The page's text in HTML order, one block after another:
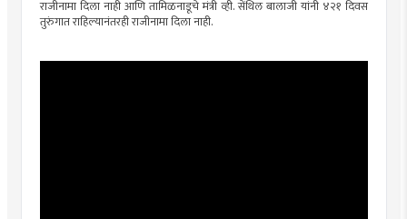
राजीनामा दिला नाही आणि तामिळनाडूचे मंत्री व्ही. सेंथिल बालाजी यांनी ४२१ दिवस
तुरुंगात राहिल्यानंतरही राजीनामा दिला नाही.